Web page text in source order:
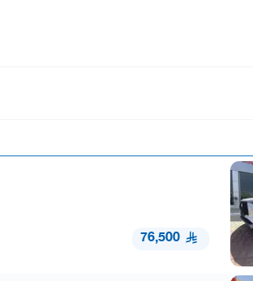
76,500